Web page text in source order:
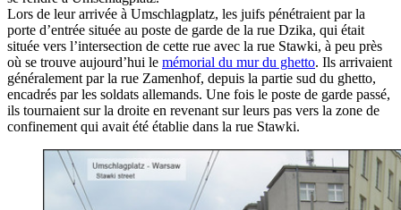
Lors de leur arrivée à Umschlagplatz, les juifs pénétraient par la
porte d’entrée située au poste de garde de la rue Dzika, qui était
située vers l’intersection de cette rue avec la rue Stawki, à peu près
où se trouve aujourd’hui le mémorial du mur du ghetto. Ils arrivaient
généralement par la rue Zamenhof, depuis la partie sud du ghetto,
encadrés par les soldats allemands. Une fois le poste de garde passé,
ils tournaient sur la droite en revenant sur leurs pas vers la zone de
confinement qui avait été établie dans la rue Stawki.